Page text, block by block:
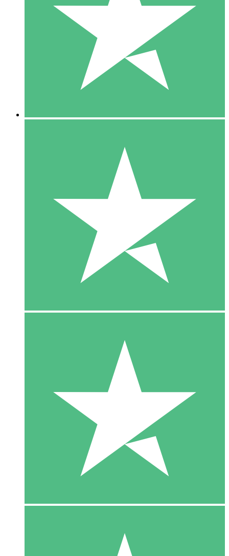
Betaal per gebruik met downloadtegoeden. Geen maandelijkse
1000
10 Downloaden
20 00